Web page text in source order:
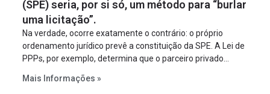
(SPE) seria, por si só, um método para “burlar
uma licitação”.
Na verdade, ocorre exatamente o contrário: o próprio
ordenamento jurídico prevê a constituição da SPE. A Lei de
PPPs, por exemplo, determina que o parceiro privado
empreendimento. Ou seja, a suposta “fraude à licitação” é
Mais Informações »